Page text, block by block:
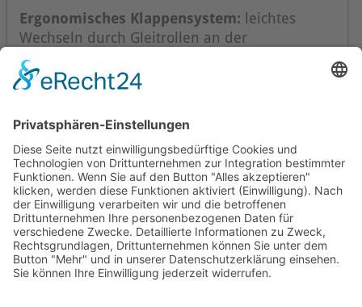
Ergonomisches Klappensystem: leichtes
Wechseln durch Gleitrollen an der
Doppelklappe.
Mollenhauer Adresse
Downloads
Weitere Seiten
Händlerbereich